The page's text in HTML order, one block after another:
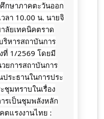
กษาภาคตะวันออก
ลา 10.00 น. นายจิ
ลัยเทคนิคตราด
หารสถาบันการ
ที่ 1/2569 โดยมี
ยการสถาบันการ
ระธานในการประ
ชุมทราบในเรื่อง
รเป็นชุมพลังหลัก
ตแรงงานไทย :